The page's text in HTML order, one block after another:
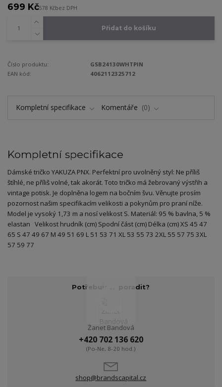
699 Kč578 Kčbez DPH
Přidat do košíku
Číslo produktu:
GSB24130WHTPIN
EAN kód:
4062112325712
Kompletní specifikace Komentáře 0
Kompletní specifikace
Dámské tričko YAKUZA PNX. Perfektní pro uvolněný styl: Ne příliš
štíhlé, ne příliš volné, tak akorát. Toto tričko má žebrovaný výstřih a
vintage potisk. Je doplněna logem na bočním švu. Věnujte prosím
pozornost našim specifikacím velikosti a pokynům pro praní níže.
Model je vysoký 1,73 m a nosí velikost S. Materiál: 95 % bavlna, 5 %
elastan Velikost hrudník (cm) Spodní část (cm) Délka (cm) XS 45 47
65 S 47 49 67 M 49 51 69 L 51 53 71 XL 53 55 73 2XL 55 57 75 3XL
57 59 77
Potřebujete poradit?
Žanet Bandová
+420 702 136 620
(Po-Ne, 8-20 hod.)
shop@brandscapital.cz